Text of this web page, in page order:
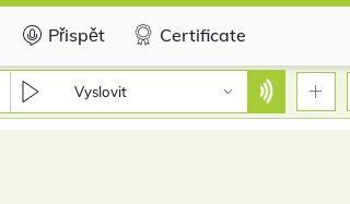
Přispět Certificate
Vyslovit